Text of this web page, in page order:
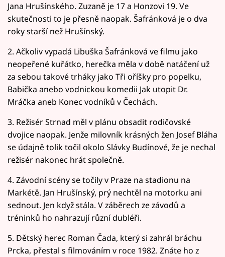
Jana Hrušínského. Zuzaně je 17 a Honzovi 19. Ve
skutečnosti to je přesně naopak. Šafránková je o dva
roky starší než Hrušínský.
2. Ačkoliv vypadá Libuška Šafránková ve filmu jako
neopeřené kuřátko, herečka měla v době natáčení už
za sebou takové trháky jako Tři oříšky pro popelku,
Babička anebo vodnickou komedii Jak utopit Dr.
Mráčka aneb Konec vodníků v Čechách.
3. Režisér Strnad měl v plánu obsadit rodičovské
dvojice naopak. Jenže milovník krásných žen Josef Bláha
se údajně tolik točil okolo Slávky Budínové, že je nechal
režisér nakonec hrát společně.
4. Závodní scény se točily v Praze na stadionu na
Markétě. Jan Hrušínský, prý nechtěl na motorku ani
sednout. Jen když stála. V záběrech ze závodů a
tréninků ho nahrazují různí dubléři.
5. Dětský herec Roman Čada, který si zahrál bráchu
Prcka, přestal s filmováním v roce 1982. Znáte ho z